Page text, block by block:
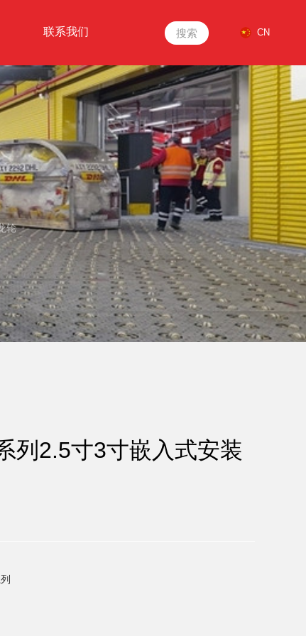
联系我们 搜索 CN
轮
列2.5寸3寸嵌入式安装